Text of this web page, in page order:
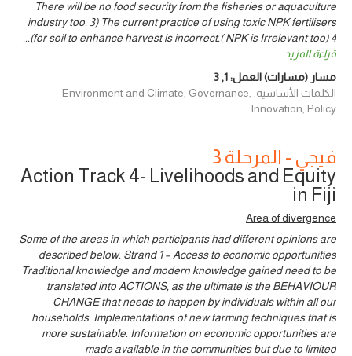
There will be no food security from the fisheries or aquaculture
industry too. 3) The current practice of using toxic NPK fertilisers
for soil to enhance harvest is incorrect.( NPK is Irrelevant too) 4)
...
قراءة المزيد
مسار (مسارات) العمل:1
,
3
الكلمات الأساسية: Environment and Climate, Governance,
Innovation, Policy
فيجي - المرحلة 3
Action Track 4- Livelihoods and Equity
in Fiji
Area of divergence
Some of the areas in which participants had different opinions are
described below. Strand 1 – Access to economic opportunities
Traditional knowledge and modern knowledge gained need to be
translated into ACTIONS, as the ultimate is the BEHAVIOUR
CHANGE that needs to happen by individuals within all our
households. Implementations of new farming techniques that is
more sustainable. Information on economic opportunities are
made available in the communities but due to limited